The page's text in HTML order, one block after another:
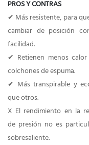
PROS Y CONTRAS
✔ Más resistente, para
cambiar de posición
facilidad.
✔ Retienen menos
colchones de espuma.
✔ Más transpirable y
que otros.
X El rendimiento en la
de presión no es
sobresaliente.